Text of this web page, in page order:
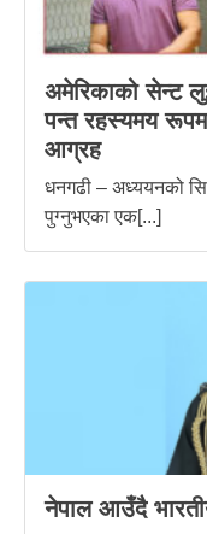
अमेरिकाको सेन्ट
पन्त रहस्यमय
आग्रह
धनगढी – अध्ययनको
पुग्नुभएका एक[...]
नेपाल आउँदै